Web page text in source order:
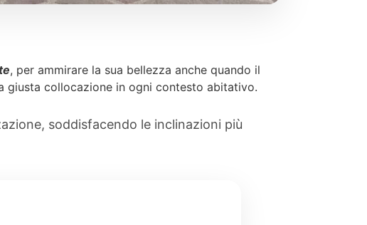
, per ammirare la sua bellezza anche quando il
giusta collocazione in ogni contesto abitativo.
soddisfacendo le inclinazioni più